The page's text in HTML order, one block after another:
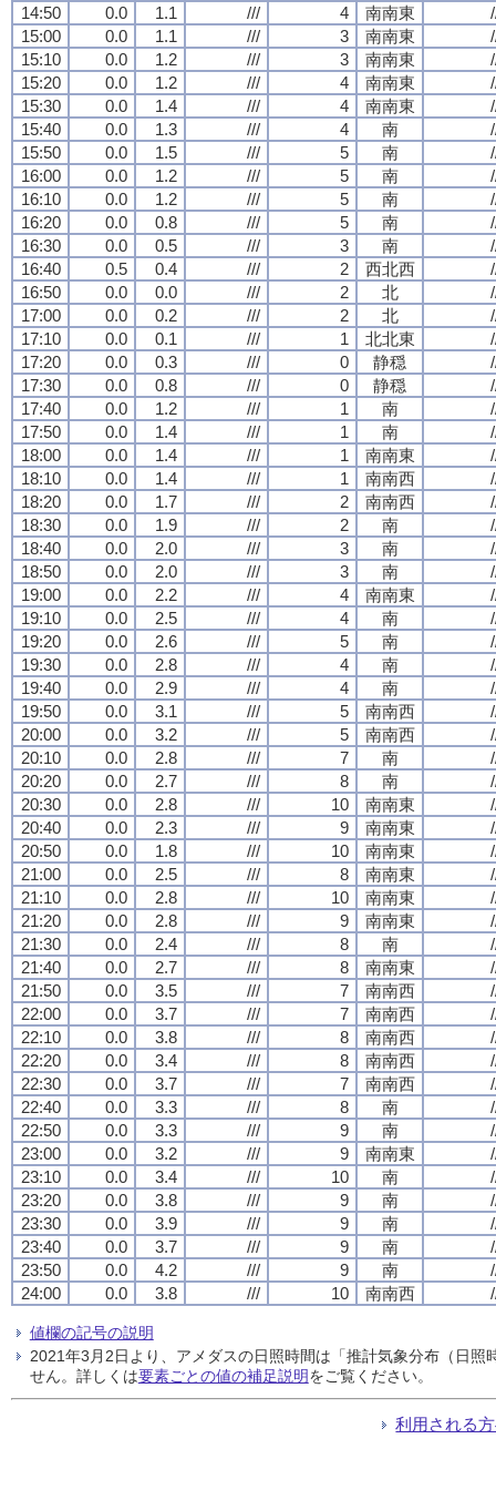
14:50 0.0 1.1 /// 4 南南東
15:00
0.0 1.1 /// 3 南南東
15:10
0.0 1.2 /// 3 南南東
15:20
0.0 1.2 /// 4 南南東
15:30
0.0 1.4 /// 4 南南東
15:40
0.0 1.3 /// 4 南
15:50
0.0 1.5 /// 5 南
16:00
0.0 1.2 /// 5 南
16:10
0.0 1.2 /// 5 南
16:20
0.0 0.8 /// 5 南
16:30
0.0 0.5 /// 3 南
16:40
0.5 0.4 /// 2 西北西
16:50
0.0 0.0 /// 2 北
17:00
0.0 0.2 /// 2 北
17:10
0.0 0.1 /// 1 北北東
17:20
0.0 0.3 /// 0 静穏
17:30
0.0 0.8 /// 0 静穏
17:40
0.0 1.2 /// 1 南
17:50
0.0 1.4 /// 1 南
18:00
0.0 1.4 /// 1 南南東
18:10
0.0 1.4 /// 1 南南西
18:20
0.0 1.7 /// 2 南南西
18:30
0.0 1.9 /// 2 南
18:40
0.0 2.0 /// 3 南
18:50
0.0 2.0 /// 3 南
19:00
0.0 2.2 /// 4 南南東
19:10
0.0 2.5 /// 4 南
19:20
0.0 2.6 /// 5 南
19:30
0.0 2.8 /// 4 南
19:40
0.0 2.9 /// 4 南
19:50
0.0 3.1 /// 5 南南西
20:00
0.0 3.2 /// 5 南南西
20:10
0.0 2.8 /// 7 南
20:20
0.0 2.7 /// 8 南
20:30
0.0 2.8 /// 10 南南東
20:40
0.0 2.3 /// 9 南南東
20:50
0.0 1.8 /// 10 南南東
21:00
0.0 2.5 /// 8 南南東
21:10
0.0 2.8 /// 10 南南東
21:20
0.0 2.8 /// 9 南南東
21:30
0.0 2.4 /// 8 南
21:40
0.0 2.7 /// 8 南南東
21:50
0.0 3.5 /// 7 南南西
22:00
0.0 3.7 /// 7 南南西
22:10
0.0 3.8 /// 8 南南西
22:20
0.0 3.4 /// 8 南南西
22:30
0.0 3.7 /// 7 南南西
22:40
0.0 3.3 /// 8 南
22:50
0.0 3.3 /// 9 南
23:00
0.0 3.2 /// 9 南南東
23:10
0.0 3.4 /// 10 南
23:20
0.0 3.8 /// 9 南
23:30
0.0 3.9 /// 9 南
23:40
0.0 3.7 /// 9 南
23:50
0.0 4.2 /// 9 南
24:00
0.0 3.8 /// 10 南南西
値欄の記号の説明
2021年3月2日より、アメダスの日照時間は「推計気象分布（日
せん。詳しくは要素ごとの値の補足説明をご覧ください。
利用される